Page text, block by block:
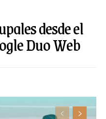
desde el
Duo Web